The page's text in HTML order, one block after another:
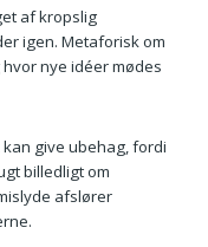
af kropslig
igen. Metaforisk om
nye idéer mødes
give ubehag, fordi
billedligt om
afslører